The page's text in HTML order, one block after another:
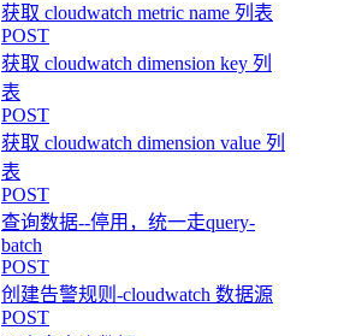
获取 cloudwatch metric name 列表
POST
获取 cloudwatch dimension key 列
表
POST
获取 cloudwatch dimension value 列
表
POST
查询数据--停用，统一走query-
batch
POST
创建告警规则-cloudwatch 数据源
POST